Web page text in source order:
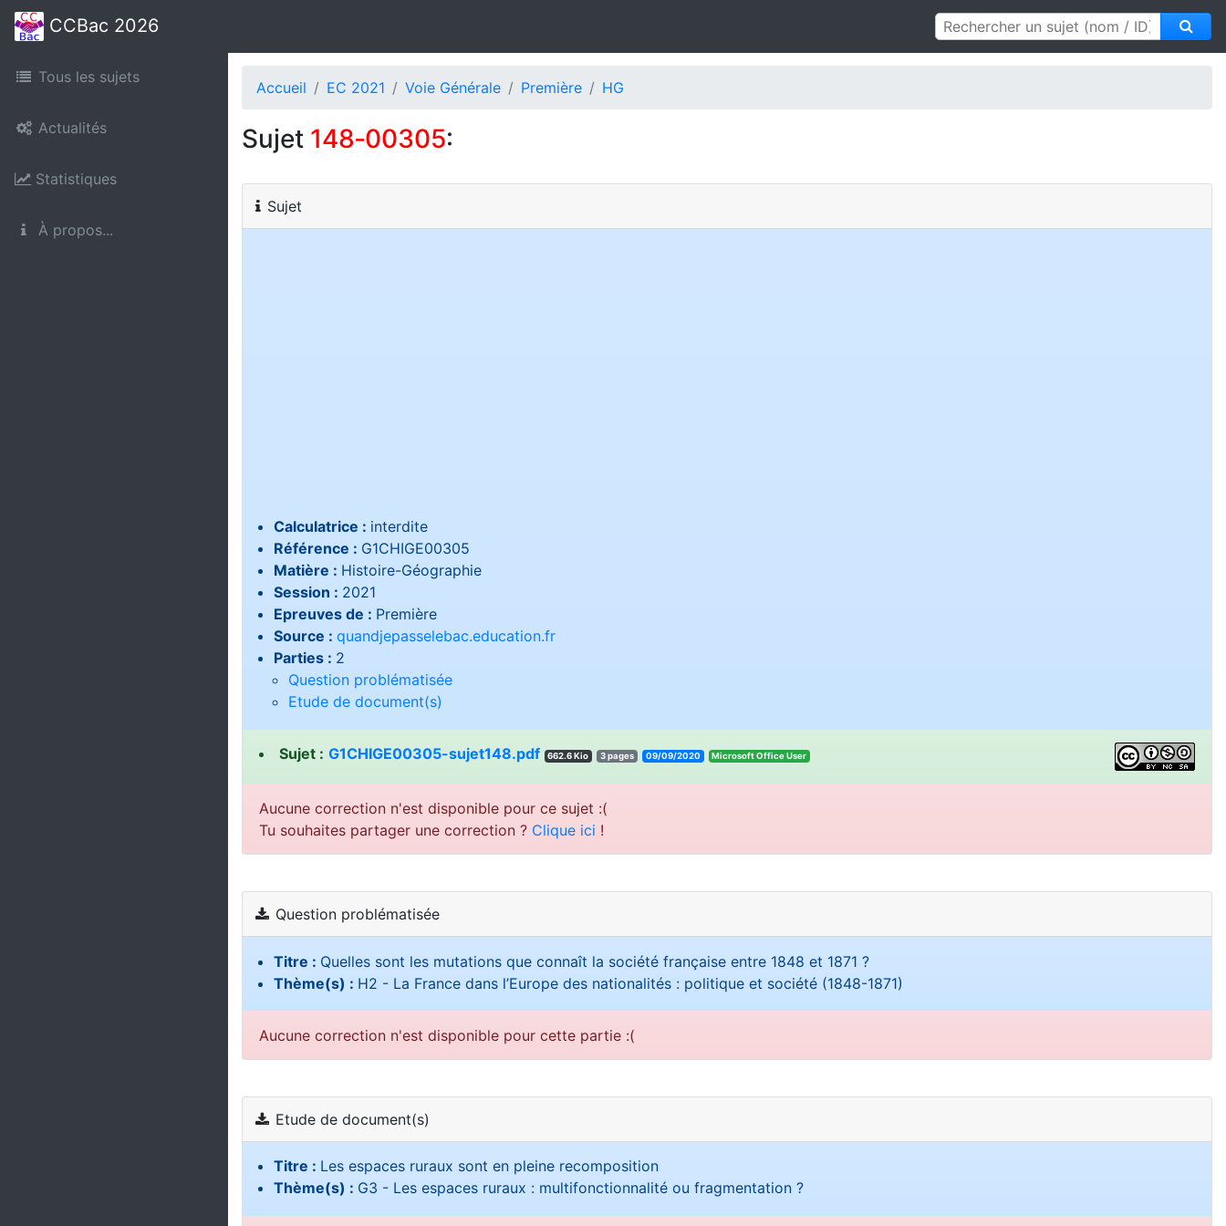
CCBac 2026
Tous les sujets
Actualités
Statistiques
À propos...
Accueil EC 2021 Voie Générale Première HG
Sujet 148‑00305:
Sujet
Calculatrice : interdite
Référence : G1CHIGE00305
Matière : Histoire-Géographie
Session : 2021
Epreuves de : Première
Source : quandjepasselebac.education.fr
Parties : 2
Question problématisée
Etude de document(s)
Sujet : G1CHIGE00305-sujet148.pdf 662.6 Kio 3 pages 09/09/2020 resU eciffO tfosorciM
Aucune correction n'est disponible pour ce sujet :(
Tu souhaites partager une correction ? Clique ici !
Question problématisée
Titre : Quelles sont les mutations que connaît la société française entre 1848 et 1871 ?
Thème(s) : H2 - La France dans l’Europe des nationalités : politique et société (1848-1871)
Aucune correction n'est disponible pour cette partie :(
Etude de document(s)
Titre : Les espaces ruraux sont en pleine recomposition
Thème(s) : G3 - Les espaces ruraux : multifonctionnalité ou fragmentation ?